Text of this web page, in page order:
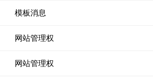
模板消息
网站管理权
网站管理权